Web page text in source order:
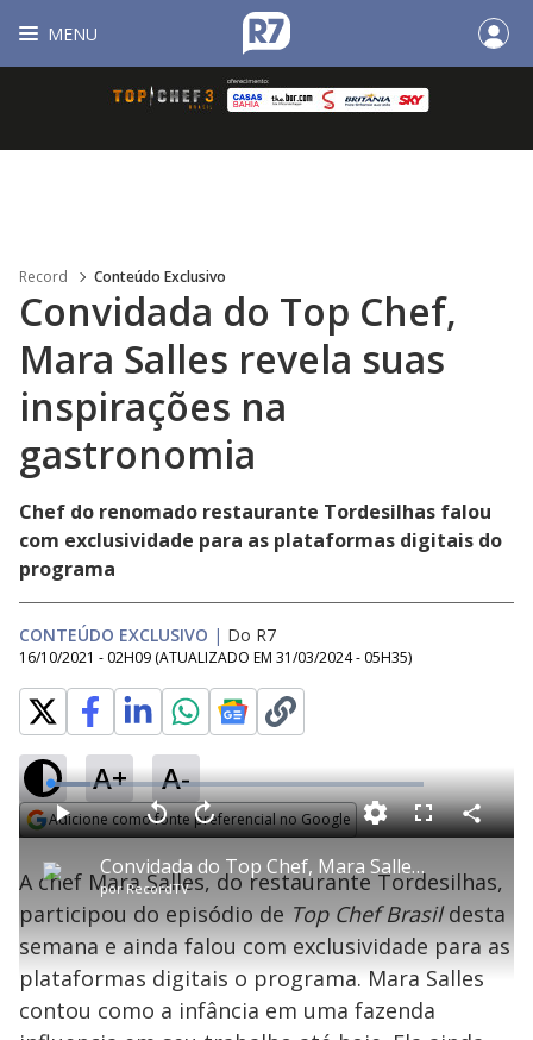
MENU
Record Conteúdo Exclusivo
Convidada do Top Chef,
Mara Salles revela suas
inspirações na
gastronomia
Chef do renomado restaurante Tordesilhas falou
com exclusividade para as plataformas digitais do
programa
CONTEÚDO EXCLUSIVO | Do R7
16/10/2021 - 02H09 (ATUALIZADO EM 31/03/2024 - 05H35)
A+ A-
Adicione como fonte preferencial no Google
P
l
a
Convidada do Top Chef, Mara Salles revela suas inspirações na gastronomia
por RecordTV
P V
l
t
a
r
0
e
g
n
d
A
n
ç
a
1
s
e
u
n
d
o
s
L
o
a
d
e
1
0
.
7
6
F
c
e
e
n
C
o
a
r
i
l
a
A chef Mara Salles, do restaurante Tordesilhas,
participou do episódio de Top Chef Brasildesta
semana e ainda falou com exclusividade para as
plataformas digitais o programa. Mara Salles
contou como a infância em uma fazenda